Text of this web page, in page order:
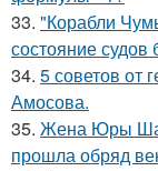
33. "Корабли
состояние
34. 5 советов от
Амосова.
35. Жена Юры
прошла обряд